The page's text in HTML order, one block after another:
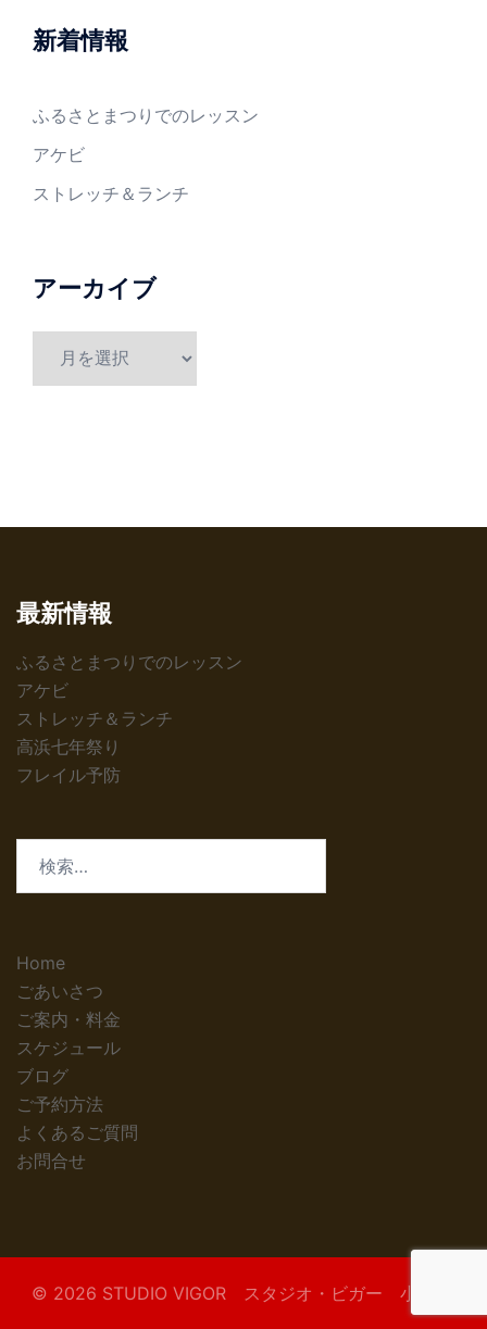
新着情報
ふるさとまつりでのレッスン
アケビ
ストレッチ＆ランチ
アーカイブ
最新情報
ふるさとまつりでのレッスン
アケビ
ストレッチ＆ランチ
高浜七年祭り
フレイル予防
Home
ごあいさつ
ご案内・料金
スケジュール
ブログ
ご予約方法
よくあるご質問
お問合せ
© 2026 STUDIO VIGOR スタジオ・ビガー 小浜市.